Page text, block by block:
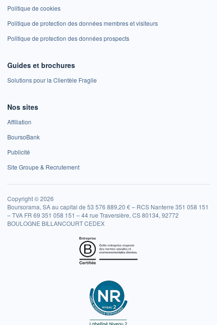
Politique de cookies
Politique de protection des données membres et visiteurs
Politique de protection des données prospects
Guides et brochures
Solutions pour la Clientèle Fragile
Nos sites
Affiliation
BoursoBank
Publicité
Site Groupe & Recrutement
Copyright © 2026
Boursorama, SA au capital de 53 576 889,20 € – RCS Nanterre 351 058 151
– TVA FR 69 351 058 151 – 44 rue Traversière, CS 80134, 92772
BOULOGNE BILLANCOURT CEDEX